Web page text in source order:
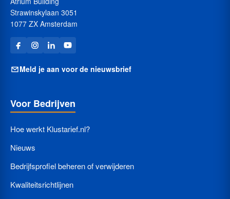
Strawinskylaan 3051
1077 ZX Amsterdam
Meld je aan voor de nieuwsbrief
Voor Bedrijven
Hoe werkt Klustarief.nl?
Nieuws
Bedrijfsprofiel beheren of verwijderen
Kwaliteitsrichtlijnen